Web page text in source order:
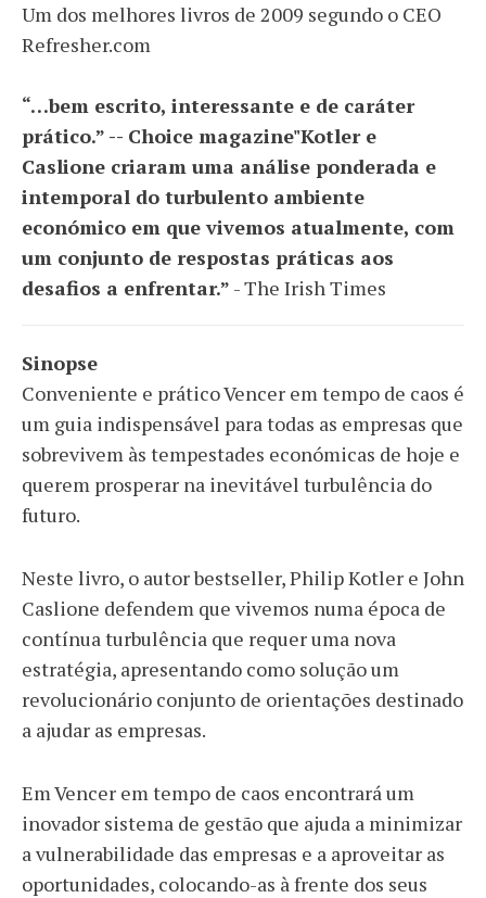
Um dos melhores livros de 2009 segundo o CEO
Refresher.com
“…bem escrito, interessante e de caráter
prático.” -- Choice magazine"Kotler e
Caslione criaram uma análise ponderada e
intemporal do turbulento ambiente
económico em que vivemos atualmente, com
um conjunto de respostas práticas aos
desafios a enfrentar.” - The Irish Times
Sinopse
Conveniente e prático Vencer em tempo de caos é
um guia indispensável para todas as empresas que
sobrevivem às tempestades económicas de hoje e
querem prosperar na inevitável turbulência do
futuro.
Neste livro, o autor bestseller, Philip Kotler e John
Caslione defendem que vivemos numa época de
contínua turbulência que requer uma nova
estratégia, apresentando como solução um
revolucionário conjunto de orientações destinado
a ajudar as empresas.
Em Vencer em tempo de caos encontrará um
inovador sistema de gestão que ajuda a minimizar
a vulnerabilidade das empresas e a aproveitar as
oportunidades, colocando-as à frente dos seus